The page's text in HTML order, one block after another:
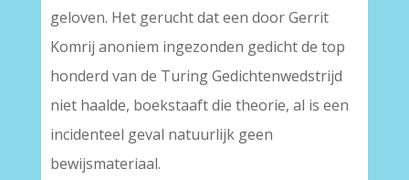
geloven. Het gerucht dat een door Gerrit
Komrij anoniem ingezonden gedicht de top
honderd van de Turing Gedichtenwedstrijd
niet haalde, boekstaaft die theorie, al is een
incidenteel geval natuurlijk geen
bewijsmateriaal.